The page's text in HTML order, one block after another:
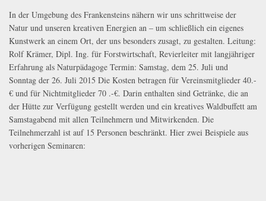
In der Umgebung des Frankensteins nähern wir uns schrittweise der
Natur und unseren kreativen Energien an – um schließlich ein eigenes
Kunstwerk an einem Ort, der uns besonders zusagt, zu gestalten. Leitung:
Rolf Krämer, Dipl. Ing. für Forstwirtschaft, Revierleiter mit langjähriger
Erfahrung als Naturpädagoge Termin: Samstag, dem 25. Juli und
Sonntag der 26. Juli 2015 Die Kosten betragen für Vereinsmitglieder 40.-
€ und für Nichtmitglieder 70 .-€. Darin enthalten sind Getränke, die an
der Hütte zur Verfügung gestellt werden und ein kreatives Waldbuffett am
Samstagabend mit allen Teilnehmern und Mitwirkenden. Die
Teilnehmerzahl ist auf 15 Personen beschränkt. Hier zwei Beispiele aus
vorherigen Seminaren: